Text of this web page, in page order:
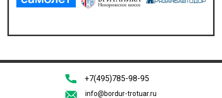
+7(495)785-98-95
info@bordur-trotuar.ru